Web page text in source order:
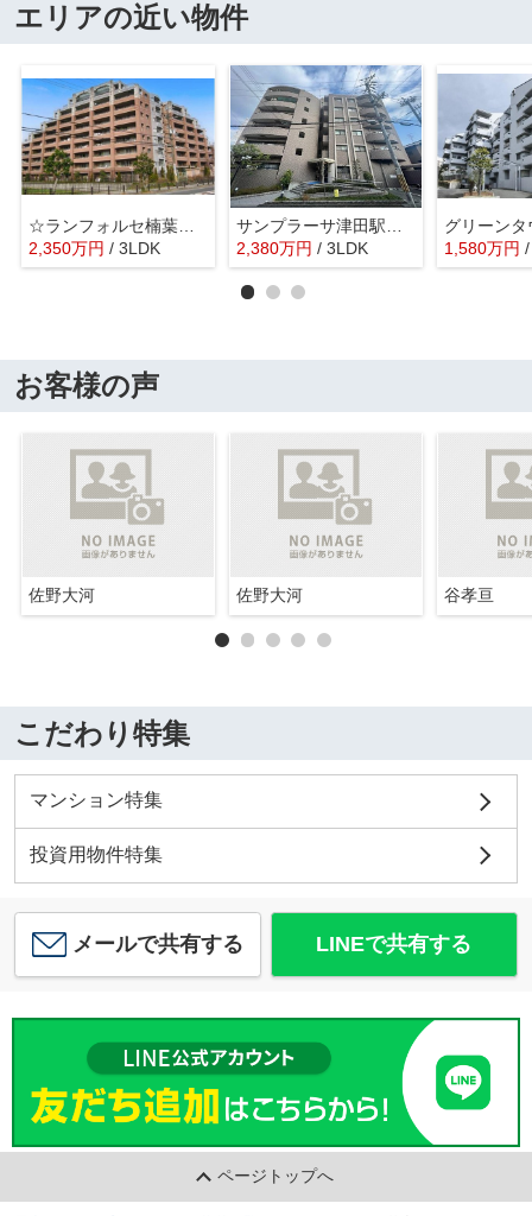
エリアの近い物件
☆ランフォルセ楠葉ガーデンベニュー
2,350万円 / 3LDK
サンプラーサ津田駅前2番館
2,380万円 / 3LDK
グリーン
1,580万円
お客様の声
佐野大河 佐野大河 谷孝亘
こだわり特集
マンション特集
投資用物件特集
メールで共有する LINEで共有する
ページトップへ